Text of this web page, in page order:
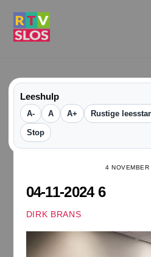
Leeshulp
A- A A+ Rustige
Stop
4
04-11-2024 6
DIRK BRANS